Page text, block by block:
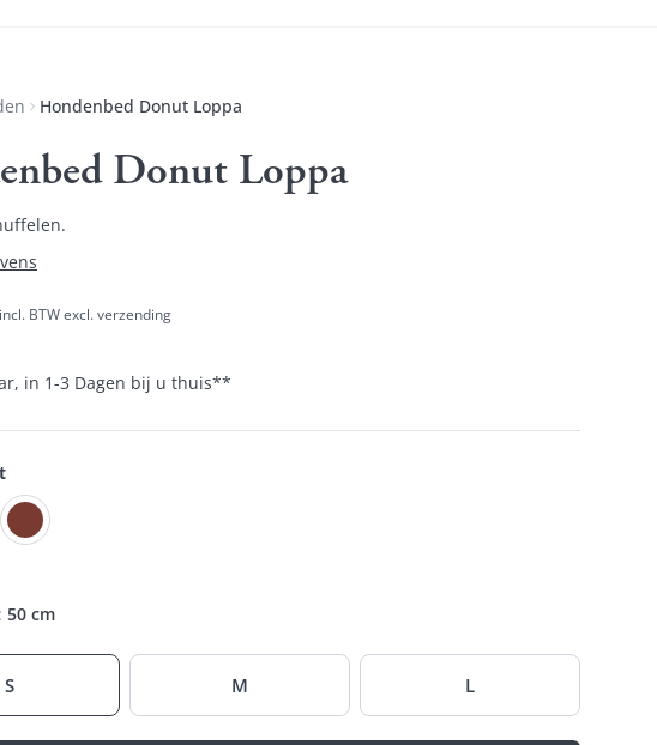
Hondenbed Donut Loppa
Donut Loppa
incl. BTW excl. verzending
in 1-3 Dagen bij u thuis**
: 50 cm
S M L